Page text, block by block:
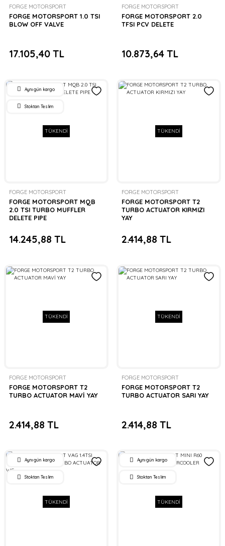
FORGE MOTORSPORT
FORGE MOTORSPORT 1.0 TSI
BLOW OFF VALVE
17.105,40 TL
FORGE MOTORSPORT
FORGE MOTORSPORT 2.0
TFSI PCV DELETE
10.873,64 TL
TÜKENDİ
Aynı gün kargo
Stoktan Teslim
FORGE MOTORSPORT
FORGE MOTORSPORT MQB
2.0 TSI TURBO MUFFLER
DELETE PIPE
14.245,88 TL
TÜKENDİ
FORGE MOTORSPORT
FORGE MOTORSPORT T2
TURBO ACTUATOR KIRMIZI
YAY
2.414,88 TL
TÜKENDİ
FORGE MOTORSPORT
FORGE MOTORSPORT T2
TURBO ACTUATOR MAVİ YAY
2.414,88 TL
TÜKENDİ
FORGE MOTORSPORT
FORGE MOTORSPORT T2
TURBO ACTUATOR SARI YAY
2.414,88 TL
TÜKENDİ
Aynı gün kargo
Stoktan Teslim
TÜKENDİ
Aynı gün kargo
Stoktan Teslim